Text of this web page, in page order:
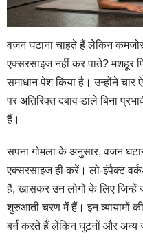
वजन घटाना चाहते हैं लेकिन
एक्सरसाइज नहीं कर पाते? मशहूर
समाधान पेश किया है। उन्होंने
पर अतिरिक्त दबाव डाले बिना
हैं।
सपना गोमला के अनुसार, वजन
एक्सरसाइज ही करें। लो-इंपैक्ट
हैं, खासकर उन लोगों के लिए जिन्हें
शुरुआती चरण में हैं। इन व्यायामों
बर्न करते हैं लेकिन घुटनों और अन्य